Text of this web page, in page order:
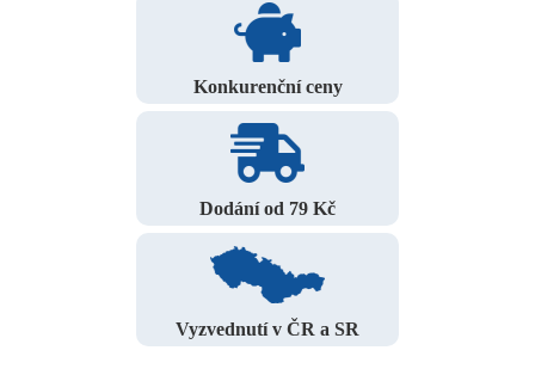
Konkurenční ceny
Dodání od 79 Kč
Vyzvednutí v ČR a SR